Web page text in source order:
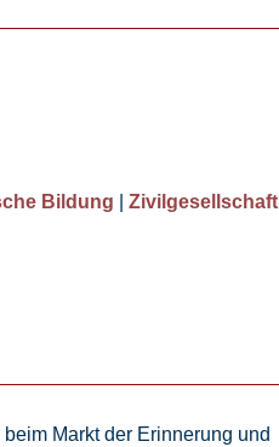
Bildung Zivilgesellschaft
Markt der Erinnerung und